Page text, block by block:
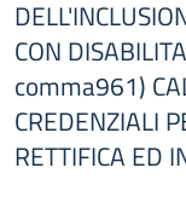
CON
comma961)
CREDENZIALI
RETTIFICA ED